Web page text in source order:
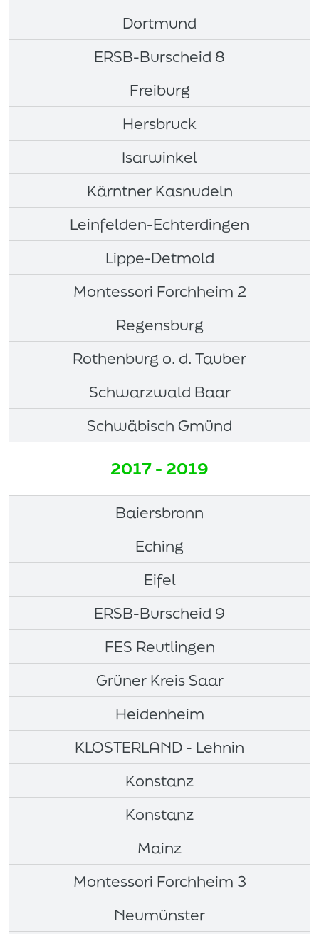
Dortmund
ERSB-Burscheid 8
Freiburg
Hersbruck
Isarwinkel
Kärntner Kasnudeln
Leinfelden-Echterdingen
Lippe-Detmold
Montessori Forchheim 2
Regensburg
Rothenburg o. d. Tauber
Schwarzwald Baar
Schwäbisch Gmünd
2017 - 2019
Baiersbronn
Eching
Eifel
ERSB-Burscheid 9
FES Reutlingen
Grüner Kreis Saar
Heidenheim
KLOSTERLAND - Lehnin
Konstanz
Konstanz
Mainz
Montessori Forchheim 3
Neumünster